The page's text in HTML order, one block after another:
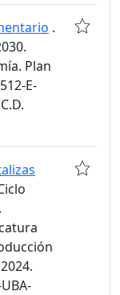
.
Plan
E-